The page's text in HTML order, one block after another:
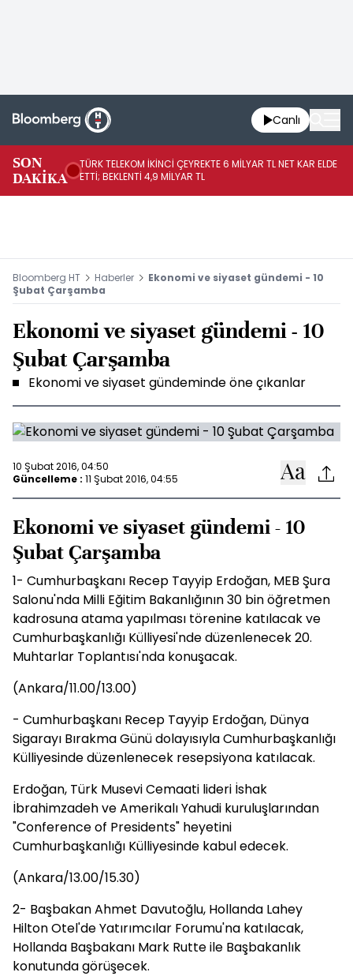
Canlı
SON
DAKİKA
TÜRK TELEKOM İKİNCİ ÇEYREKTE 6 MİLYAR TL NET KAR ELDE
ETTİ; BEKLENTİ 4,9 MİLYAR TL
Bloomberg HT Haberler
Ekonomi ve siyaset gündemi - 10
Şubat Çarşamba
Ekonomi ve siyaset gündemi - 10
Şubat Çarşamba
Ekonomi ve siyaset gündeminde öne çıkanlar
10 Şubat 2016, 04:50
Güncelleme : 11 Şubat 2016, 04:55
Ekonomi ve siyaset gündemi - 10
Şubat Çarşamba
1- Cumhurbaşkanı Recep Tayyip Erdoğan, MEB Şura
Salonu'nda Milli Eğitim Bakanlığının 30 bin öğretmen
kadrosuna atama yapılması törenine katılacak ve
Cumhurbaşkanlığı Külliyesi'nde düzenlenecek 20.
Muhtarlar Toplantısı'nda konuşacak.
(Ankara/11.00/13.00)
- Cumhurbaşkanı Recep Tayyip Erdoğan, Dünya
Sigarayı Bırakma Günü dolayısıyla Cumhurbaşkanlığı
Külliyesinde düzenlenecek resepsiyona katılacak.
Erdoğan, Türk Musevi Cemaati lideri İshak
İbrahimzadeh ve Amerikalı Yahudi kuruluşlarından
"Conference of Presidents" heyetini
Cumhurbaşkanlığı Külliyesinde kabul edecek.
(Ankara/13.00/15.30)
2- Başbakan Ahmet Davutoğlu, Hollanda Lahey
Hilton Otel'de Yatırımcılar Forumu'na katılacak,
Hollanda Başbakanı Mark Rutte ile Başbakanlık
konutunda görüşecek.